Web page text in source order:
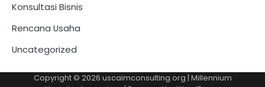
Konsultasi Bisnis
Rencana Usaha
Uncategorized
Copyright © 2026 uscaimconsulting.org | Millennium